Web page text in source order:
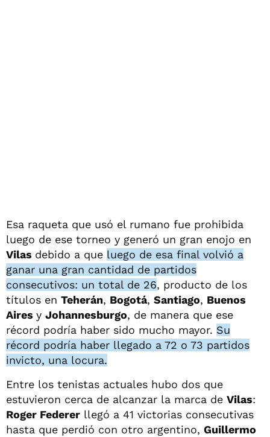
Esa raqueta que usó el rumano fue prohibida
luego de ese torneo y generó un gran enojo en
Vilas debido a que luego de esa final volvió a
ganar una gran cantidad de partidos
consecutivos: un total de 26, producto de los
títulos en Teherán, Bogotá, Santiago, Buenos
Aires y Johannesburgo, de manera que ese
récord podría haber sido mucho mayor. Su
récord podría haber llegado a 72 o 73 partidos
invicto, una locura.
Entre los tenistas actuales hubo dos que
estuvieron cerca de alcanzar la marca de Vilas:
Roger Federer llegó a 41 victorias consecutivas
hasta que perdió con otro argentino, Guillermo